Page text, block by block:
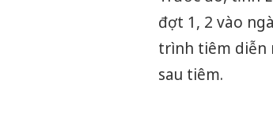
đợt 1, 2 vào
trình tiêm diễn
sau tiêm.